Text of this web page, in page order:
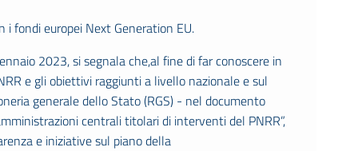
fondi europei Next Generation EU.
2023, si segnala che,al fine di far conoscere in
e gli obiettivi raggiunti a livello nazionale e sul
generale dello Stato (RGS) - nel documento
centrali titolari di interventi del PNRR”,
e iniziative sul piano della